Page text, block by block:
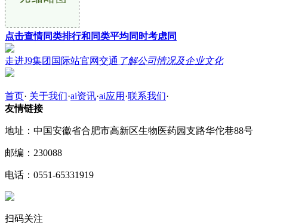
点击查情同类排行和同类平均同时考虑同
走进J9集团国际站官网交通 了解公司情况及企业文化
首页· 关于我们·ai资讯·ai应用 ·联系我们·
友情链接
地址：中国安徽省合肥市高新区生物医药园支路华佗巷88号
邮编：230088
电话：0551-65331919
扫码关注